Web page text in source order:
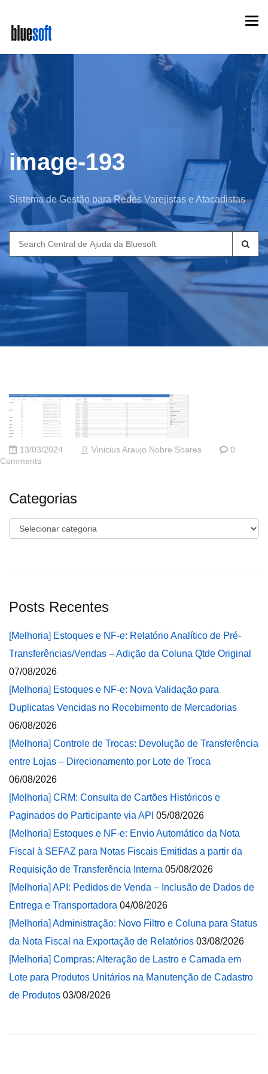
main
content
image-193
Sistema de Gestão para Redes Varejistas e Atacadistas
Search
for:
13/03/2024 Vinicius Araujo Nobre Soares
0
Comments
Categorias
Categorias
Posts Recentes
[Melhoria] Estoques e NF-e: Relatório Analítico de Pré-
Transferências/Vendas – Adição da Coluna Qtde Original
07/08/2026
[Melhoria] Estoques e NF-e: Nova Validação para
Duplicatas Vencidas no Recebimento de Mercadorias
06/08/2026
[Melhoria] Controle de Trocas: Devolução de Transferência
entre Lojas – Direcionamento por Lote de Troca
06/08/2026
[Melhoria] CRM: Consulta de Cartões Históricos e
Paginados do Participante via API 05/08/2026
[Melhoria] Estoques e NF-e: Envio Automático da Nota
Fiscal à SEFAZ para Notas Fiscais Emitidas a partir da
Requisição de Transferência Interna 05/08/2026
[Melhoria] API: Pedidos de Venda – Inclusão de Dados de
Entrega e Transportadora 04/08/2026
[Melhoria] Administração: Novo Filtro e Coluna para Status
da Nota Fiscal na Exportação de Relatórios 03/08/2026
[Melhoria] Compras: Alteração de Lastro e Camada em
Lote para Produtos Unitários na Manutenção de Cadastro
de Produtos 03/08/2026